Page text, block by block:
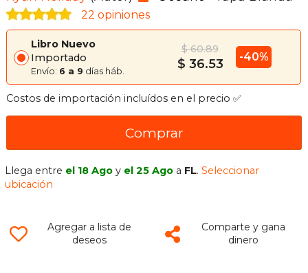
22 opiniones
Libro Nuevo
Importado
Envío: 6 a 9 días háb.
$ 60.89
$ 36.53 -40%
Costos de importación incluídos en el precio ✅
Comprar
Llega entre el 18 Ago y el 25 Ago a FL.Seleccionar
ubicación
Agregar a lista de
deseos
Comparte y gana
dinero